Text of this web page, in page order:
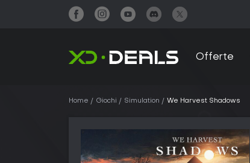
Offerte
Home Giochi Simulation We Harvest Shadows